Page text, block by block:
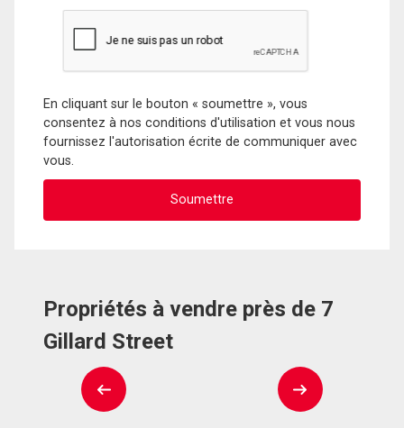
En cliquant sur le bouton « soumettre », vous
consentez à nos conditions d'utilisation et vous nous
fournissez l'autorisation écrite de communiquer avec
vous.
Propriétés à vendre près de 7
Gillard Street